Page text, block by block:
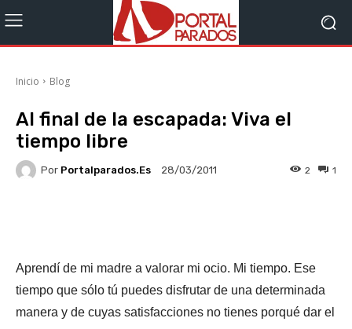
Inicio Blog
Al final de la escapada: Viva el
tiempo libre
Por Portalparados.es 28/03/2011 1
2
Aprendí de mi madre a valorar mi ocio. Mi tiempo. Ese
tiempo que sólo tú puedes disfrutar de una determinada
manera y de cuyas satisfacciones no tienes porqué dar el